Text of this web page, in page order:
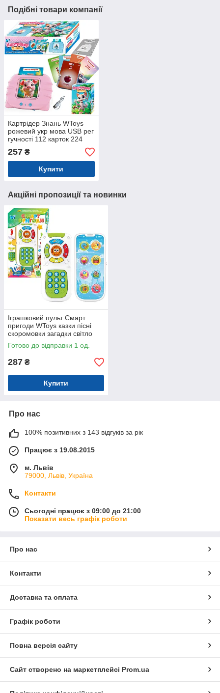
Подібні товари компанії
Картрідер Знань WToys
рожевий укр мова USB рег
гучності 112 карток 224
зображення 18 тем абетка
вірші пісеньки казки
10,5*1,5*9см
257 ₴
Купити
Акційні пропозиції та новинки
Іграшковий пульт Смарт
пригоди WToys казки пісні
скоромовки загадки світло
укр мова 15,5*7*2,5 см
(31645)
Готово до відправки 1 од.
287 ₴
Купити
Про нас
100% позитивних з 143 відгуків за рік
Працює з 19.08.2015
м. Львів
79000, Львів, Україна
Контакти
Сьогодні працює з 09:00 до 21:00
Показати весь графік роботи
Про нас
Контакти
Доставка та оплата
Графік роботи
Повна версія сайту
Сайт створено на маркетплейсі Prom.ua